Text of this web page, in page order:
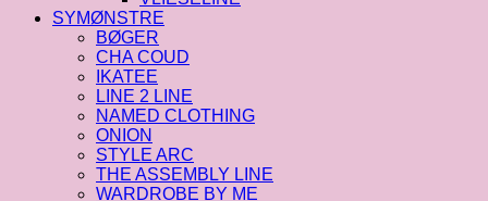
SYMØNSTRE
BØGER
CHA COUD
IKATEE
LINE 2 LINE
NAMED CLOTHING
ONION
STYLE ARC
THE ASSEMBLY LINE
WARDROBE BY ME